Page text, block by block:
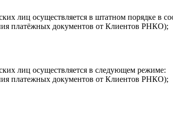
лиц осуществляется в штатном порядке в
платёжных документов от Клиентов РНКО);
лиц осуществляется в следующем режиме:
платежных документов от Клиентов РНКО);